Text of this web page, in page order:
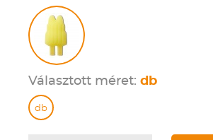
Választott méret: db
db